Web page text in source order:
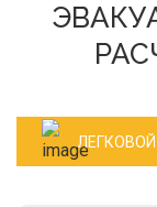
ЛЕГКОВОЙ